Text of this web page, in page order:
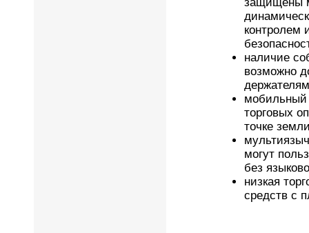
контролем
наличие
возможно
мобильный
торговых
точке
могут
без
низкая
средств с